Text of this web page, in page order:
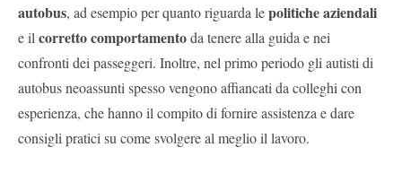
autobus, ad esempio per quanto riguarda lepolitiche aziendali
e il corretto comportamentoda tenere alla guida e nei
confronti dei passeggeri. Inoltre, nel primo periodo gli autisti di
autobus neoassunti spesso vengono affiancati da colleghi con
esperienza, che hanno il compito di fornire assistenza e dare
consigli pratici su come svolgere al meglio il lavoro.